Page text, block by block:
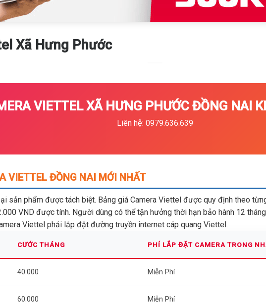
Xã Hưng Phước
VIETTEL XÃ HƯNG PHƯỚC ĐỒNG NAI
Liên hệ: 0979.636.639
VIETTEL ĐỒNG NAI MỚI NHẤT
sản phẩm được tách biệt. Bảng giá Camera Viettel được quy định theo
VND được tính. Người dùng có thể tận hưởng thời hạn bảo hành 12
Viettel phải lắp đặt đường truyền internet cáp quang Viettel.
CƯỚC THÁNG PHÍ LẮP ĐẶT CAMERA TRONG
40.000 Miễn Phí
60.000 Miễn Phí